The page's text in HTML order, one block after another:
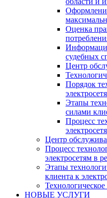
Oценка
судебных
Центр
Порядок
Этапы
силами
Процесс
Центр
Процесс
электросетям в
Этапы
клиента к
НОВЫЕ УСЛУГИ